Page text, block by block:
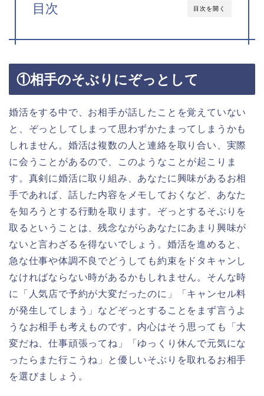
目次を開く
目次
①相手のそぶりにぞっとして
婚活をする中で、お相手が話したことを覚えていない
と、ぞっとしてしまって思わずかたまってしまうかも
しれません。婚活は複数の人と連絡を取り合い、実際
に会うことがあるので、このようなことが起こりま
す。真剣に婚活に取り組み、あなたに興味があるお相
手であれば、話した内容をメモしておくなど、あなた
を知ろうとする行動を取ります。ぞっとするそぶりを
取るということは、残念ながらあなたにあまり興味が
ないと言わざるを得ないでしょう。婚活を進めると、
急な仕事や体調不良でどうしても約束をドタキャンし
なければならない時があるかもしれません。そんな時
に「人気店で予約が大変だったのに」「キャンセル料
が発生してしまう」などぞっとすることをまず言うよ
うなお相手も考えものです。内心はそう思っても「大
変だね、仕事頑張ってね」「ゆっくり休んで元気にな
ったらまた行こうね」と優しいそぶりを取れるお相手
を選びましょう。